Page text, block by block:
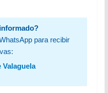
para recibir
Valaguela